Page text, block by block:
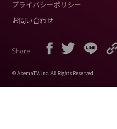
プライバシーポリシー
お問い合わせ
Share
© AbemaTV. Inc. All Rights Reserved.